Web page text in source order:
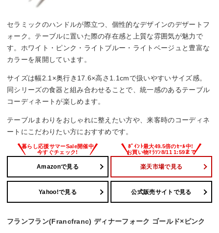
セラミックのハンドルが際立つ、個性的なデザインのデザートフ
ォーク。テーブルに置いた際の存在感と上質な雰囲気が魅力で
す。ホワイト・ピンク・ライトブルー・ライトベージュと豊富な
カラーを展開しています。
サイズは幅2.1×奥行き17.6×高さ1.1cmで扱いやすいサイズ感。
同シリーズの食器と組み合わせることで、統一感のあるテーブル
コーディネートが楽しめます。
テーブルまわりをおしゃれに整えたい方や、来客時のコーディネ
ートにこだわりたい方におすすめです。
Amazonで見る 楽天市場で見る
Yahoo!で見る 公式販売サイトで見る
フランフラン(Francfranc) ディナーフォーク ゴールド×ピンク